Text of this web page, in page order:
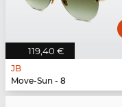
119,40 €
JB
Move-Sun - 8